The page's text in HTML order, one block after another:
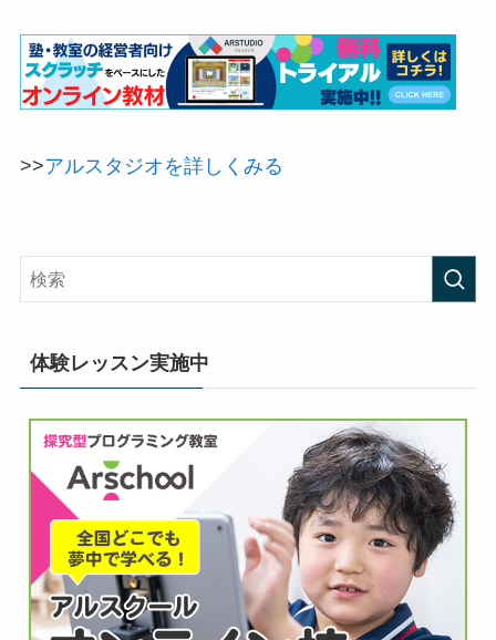
>>アルスタジオを詳しくみる
体験レッスン実施中